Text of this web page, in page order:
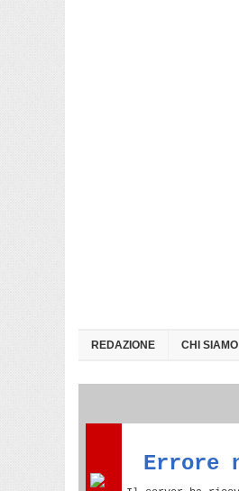
REDAZIONE CHI SIAMO